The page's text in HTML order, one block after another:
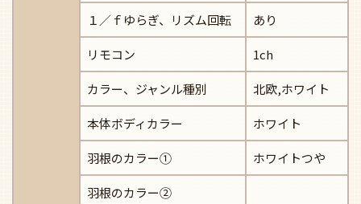
１／ｆゆらぎ、リズム回転 あり
リモコン 1ch
カラー、ジャンル種別 北欧,ホワイト
本体ボディカラー ホワイト
羽根のカラー① ホワイトつや
羽根のカラー②